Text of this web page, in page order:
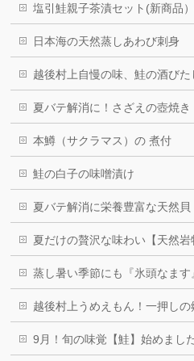
塩引鮭親子茶漬セット(新商品
日本海の天然蒸しあわび刺身
越後村上自慢の味、鮭の酒びた
夏バテ解消に！さざえの壺焼き
本鱒（サクラマス）の 煮付
鮭の白子の味噌漬け
夏バテ解消に栄養豊富な天然貝
夏だけの贅沢な味わい【天然岩
蒸し暑い季節にも『氷頭なます
越後村上うめえもん！一押し
9月！旬の味覚【鮭】始めまし